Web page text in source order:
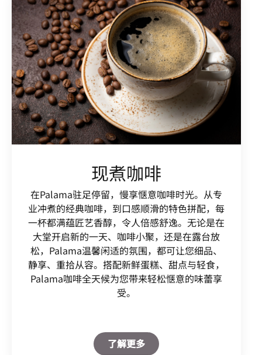
现煮咖啡
在Palama驻足停留，慢享惬意咖啡时光。从专
业冲煮的经典咖啡，到口感顺滑的特色拼配，每
一杯都满蕴匠艺香醇，令人倍感舒逸。无论是在
大堂开启新的一天、咖啡小聚，还是在露台放
松，Palama温馨闲适的氛围，都可让您细品、
静享、重拾从容。搭配新鲜蛋糕、甜点与轻食，
Palama咖啡全天候为您带来轻松惬意的味蕾享
受。
了解更多Open in New Tab